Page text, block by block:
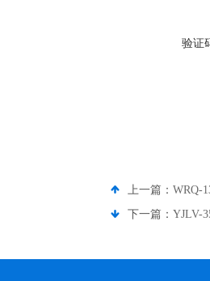
验证
上一篇： WRQ-
下一篇： YJLV-